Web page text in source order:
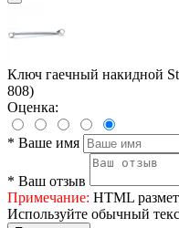
Ключ гаечный накидной
808)
Оценка:
* Ваше имя
* Ваш отзыв
Примечание: HTML
Используйте обычный